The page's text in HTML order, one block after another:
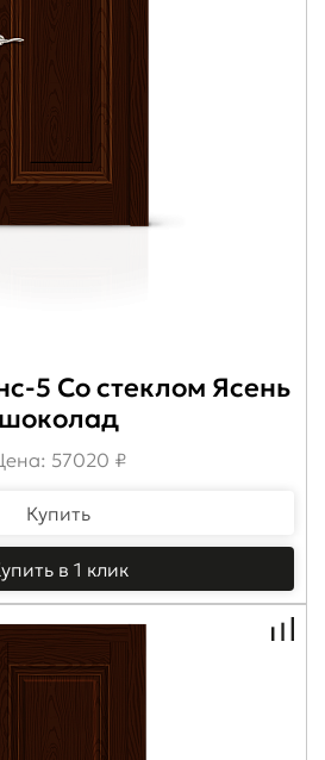
5 Со стеклом Ясень
шоколад
57020 ₽
Купить
в 1 клик